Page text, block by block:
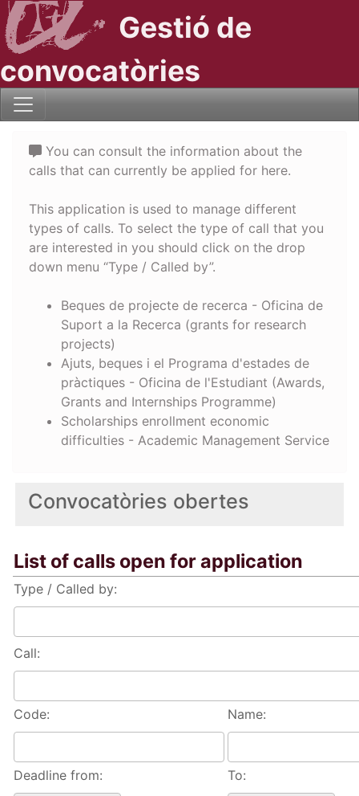
Gestió de
convocatòries
Convocatòries obertes
List of calls open for application
Type / Called by:
Call:
Code: Name:
Deadline from: To:
You can consult the information about the
calls that can currently be applied for here.
This application is used to manage different
types of calls. To select the type of call that you
are interested in you should click on the drop
down menu “Type / Called by”.
Beques de projecte de recerca - Oficina de
Suport a la Recerca (grants for research
projects)
Ajuts, beques i el Programa d'estades de
pràctiques - Oficina de l'Estudiant (Awards,
Grants and Internships Programme)
Scholarships enrollment economic
difficulties - Academic Management Service